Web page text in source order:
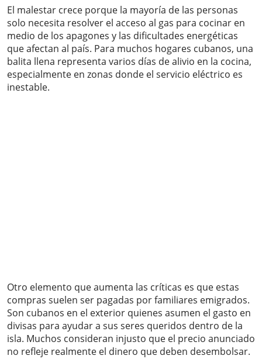
El malestar crece porque la mayoría de las personas
solo necesita resolver el acceso al gas para cocinar en
medio de los apagones y las dificultades energéticas
que afectan al país. Para muchos hogares cubanos, una
balita llena representa varios días de alivio en la cocina,
especialmente en zonas donde el servicio eléctrico es
inestable.
Otro elemento que aumenta las críticas es que estas
compras suelen ser pagadas por familiares emigrados.
Son cubanos en el exterior quienes asumen el gasto en
divisas para ayudar a sus seres queridos dentro de la
isla. Muchos consideran injusto que el precio anunciado
no refleje realmente el dinero que deben desembolsar.